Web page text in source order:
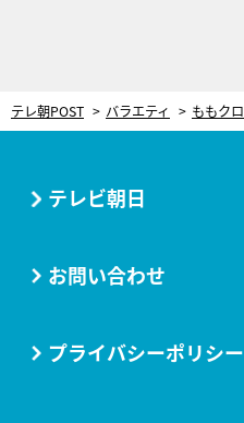
テレ朝POST バラエティ
テレビ朝日
お問い合わせ
プライバシーポリシー